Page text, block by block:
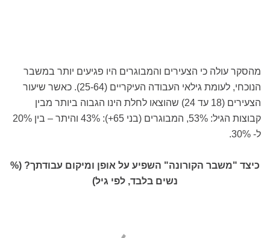
מהסקר עולה כי הצעירים והמבוגרים היו פגיעים יותר במשבר
הנוכחי, לעומת גילאי העבודה העיקריים (25-64). כאשר שיעור
הצעירים (18 עד 24) שהוצאו לחלת הינו הגבוה ביותר מבין
קבוצות הגיל: 53%, המבוגרים (בני 65+): 43% והיתר – בין 20%
ל- 30%.
כיצד "משבר הקורונה" השפיע על אופן ומיקום עבודתך? (%
נשים בלבד, לפי גיל)